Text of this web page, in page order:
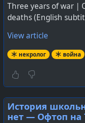
Three years of war |
deaths (English
View article
некролог война
История
нет — Офтоп на